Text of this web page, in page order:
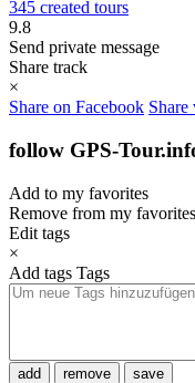
345 created tours
9.8
Send private message
Share track
×
Share on Facebook
follow GPS-
Add to my favorites
Remove from my favorites
Edit tags
×
Add tags Tags
add remove save